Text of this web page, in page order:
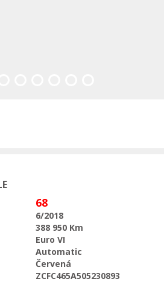
68
6/2018
388 950 Km
Euro VI
Automatic
Červená
ZCFC465A505230893